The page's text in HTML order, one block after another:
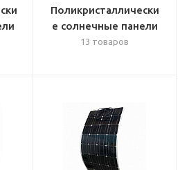
Поликристаллически
е солнечные панели
13 товаров